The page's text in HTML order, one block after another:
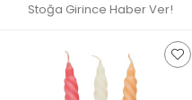
Stoğa Girince Haber Ver!